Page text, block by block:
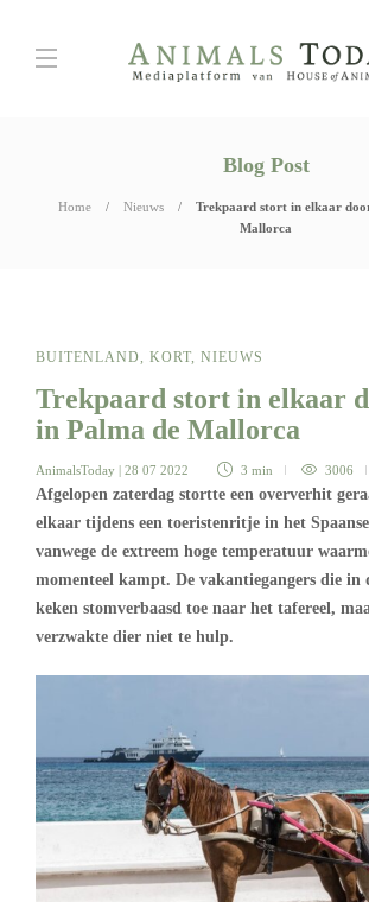
Blog Post
Home Nieuws
Trekpaard stort in elkaar
Mallorca
BUITENLAND, KORT, NIEUWS
Trekpaard stort in elkaar
in Palma de Mallorca
AnimalsToday | 28 07 2022 3 min 3006
Afgelopen zaterdag stortte een oververhit
elkaar tijdens een toeristenritje in het Spaanse
vanwege de extreem hoge temperatuur
momenteel kampt. De vakantiegangers die in
keken stomverbaasd toe naar het tafereel,
verzwakte dier niet te hulp.